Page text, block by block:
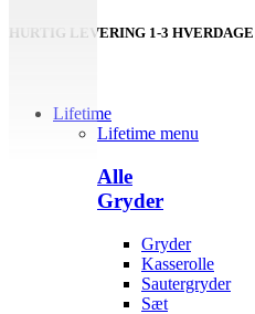
HURTIG LEVERING 1-3
Lifetime
Lifetime menu
Alle
Gryder
Gryder
Kasserolle
Sautergryder
Sæt